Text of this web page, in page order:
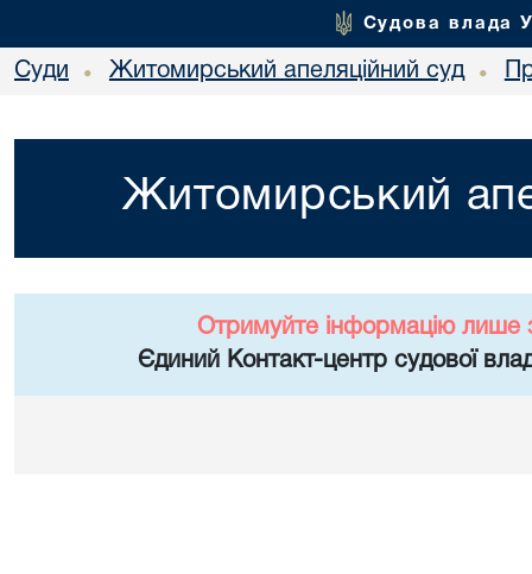
Судова влада
Суди • Житомирський апеляційний суд •
Житомирський
Отримуйте інформацію лише
Єдиний Контакт-центр судової